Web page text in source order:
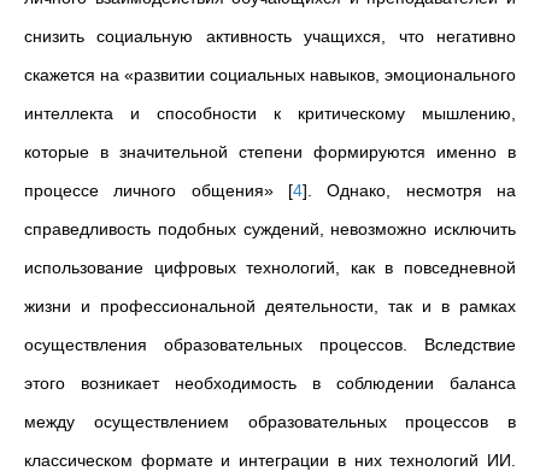
снизить социальную активность учащихся, что негативно
скажется на «развитии социальных навыков, эмоционального
интеллекта и способности к критическому мышлению,
которые в значительной степени формируются именно в
процессе личного общения» [4] . Однако, несмотря на
справедливость подобных суждений, невозможно исключить
использование цифровых технологий, как в повседневной
жизни и профессиональной деятельности, так и в рамках
осуществления образовательных процессов. Вследствие
этого возникает необходимость в соблюдении баланса
между осуществлением образовательных процессов в
классическом формате и интеграции в них технологий ИИ.